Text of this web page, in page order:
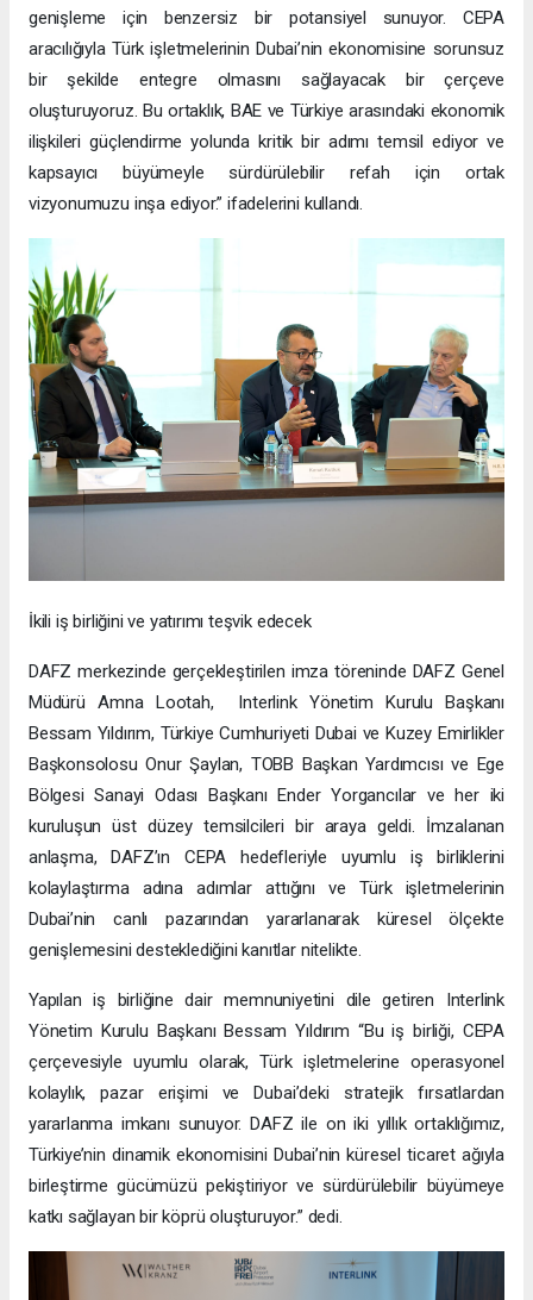
genişleme için benzersiz bir potansiyel sunuyor. CEPA
aracılığıyla Türk işletmelerinin Dubai’nin ekonomisine sorunsuz
bir şekilde entegre olmasını sağlayacak bir çerçeve
oluşturuyoruz. Bu ortaklık, BAE ve Türkiye arasındaki ekonomik
ilişkileri güçlendirme yolunda kritik bir adımı temsil ediyor ve
kapsayıcı büyümeyle sürdürülebilir refah için ortak
vizyonumuzu inşa ediyor.” ifadelerini kullandı.
İkili iş birliğini ve yatırımı teşvik edecek
DAFZ merkezinde gerçekleştirilen imza töreninde DAFZ Genel
Müdürü Amna Lootah, Interlink Yönetim Kurulu Başkanı
Bessam Yıldırım, Türkiye Cumhuriyeti Dubai ve Kuzey Emirlikler
Başkonsolosu Onur Şaylan, TOBB Başkan Yardımcısı ve Ege
Bölgesi Sanayi Odası Başkanı Ender Yorgancılar ve her iki
kuruluşun üst düzey temsilcileri bir araya geldi. İmzalanan
anlaşma, DAFZ’ın CEPA hedefleriyle uyumlu iş birliklerini
kolaylaştırma adına adımlar attığını ve Türk işletmelerinin
Dubai’nin canlı pazarından yararlanarak küresel ölçekte
genişlemesini desteklediğini kanıtlar nitelikte.
Yapılan iş birliğine dair memnuniyetini dile getiren Interlink
Yönetim Kurulu Başkanı Bessam Yıldırım “Bu iş birliği, CEPA
çerçevesiyle uyumlu olarak, Türk işletmelerine operasyonel
kolaylık, pazar erişimi ve Dubai’deki stratejik fırsatlardan
yararlanma imkanı sunuyor. DAFZ ile on iki yıllık ortaklığımız,
Türkiye’nin dinamik ekonomisini Dubai’nin küresel ticaret ağıyla
birleştirme gücümüzü pekiştiriyor ve sürdürülebilir büyümeye
katkı sağlayan bir köprü oluşturuyor.” dedi.